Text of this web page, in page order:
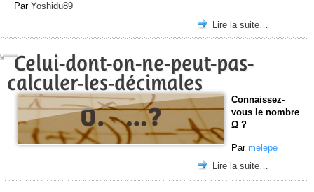
Par Yoshidu89
Lire la suite…
Celui-dont-on-ne-peut-pas-
calculer-les-décimales
Connaissez-
vous le nombre
Ω ?
Par melepe
Lire la suite…